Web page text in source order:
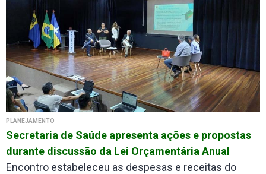
PLANEJAMENTO
Secretaria de Saúde apresenta ações e propostas
durante discussão da Lei Orçamentária Anual
Encontro estabeleceu as despesas e receitas do